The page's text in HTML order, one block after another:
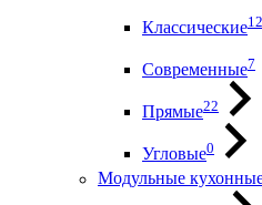
Классические12
Современные7
Прямые22
Угловые0
Модульные